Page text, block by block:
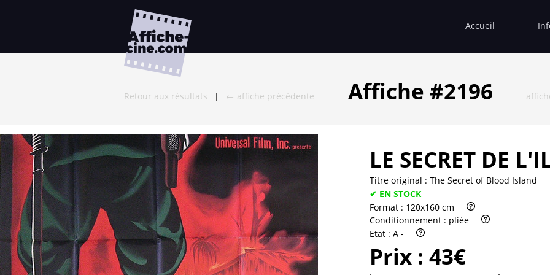
Accueil
Retour aux résultats | ← affiche précédente Affiche #2196
LE SECRET DE
Titre original : The Secret of Blood Island
✔ EN STOCK
Format : 120x160 cm
Conditionnement : pliée
Etat : A -
Prix : 43€